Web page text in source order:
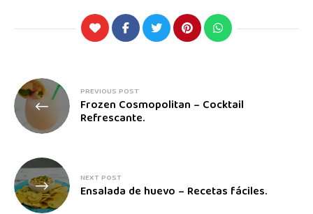
PREVIOUS POST
Frozen Cosmopolitan – Cocktail
Refrescante.
NEXT POST
Ensalada de huevo – Recetas fáciles.